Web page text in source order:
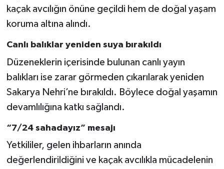
kaçak avcılığın önüne geçildi hem de doğal yaşam
koruma altına alındı.
Canlı balıklar yeniden suya bırakıldı
Düzeneklerin içerisinde bulunan canlı yayın
balıkları ise zarar görmeden çıkarılarak yeniden
Sakarya Nehri’ne bırakıldı. Böylece doğal yaşamın
devamlılığına katkı sağlandı.
“7/24 sahadayız” mesajı
Yetkililer, gelen ihbarların anında
değerlendirildiğini ve kaçak avcılıkla mücadelenin